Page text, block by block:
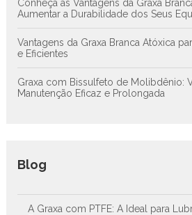
Conheça as Vantagens da Graxa
Aumentar a Durabilidade dos Seus
Vantagens da Graxa Branca Atóxica
e Eficientes
Graxa com Bissulfeto de Molibdênio:
Manutenção Eficaz e Prolongada
Blog
A Graxa com PTFE: A Ideal para